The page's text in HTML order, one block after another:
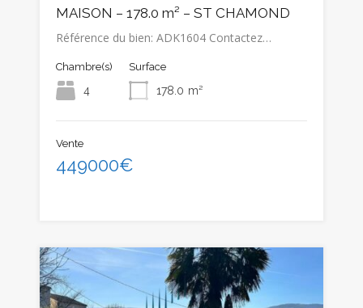
MAISON – 178.0 m² – ST CHAMOND
Référence du bien: ADK1604 Contactez…
Chambre(s)
4
Surface
178.0 m²
Vente
449000€